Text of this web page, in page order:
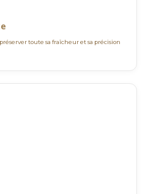
toute sa fraîcheur et sa précision